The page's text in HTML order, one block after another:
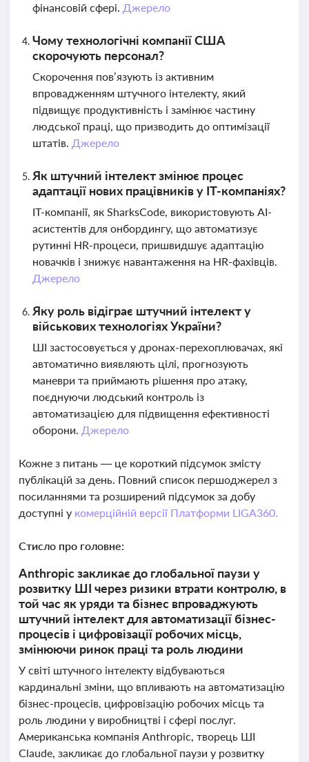
фінансовій сфері. Джерело
Чому технологічні компанії США
скорочують персонал?
Скорочення пов’язують із активним
впровадженням штучного інтелекту, який
підвищує продуктивність і замінює частину
людської праці, що призводить до оптимізації
штатів. Джерело
Як штучний інтелект змінює процес
адаптації нових працівників у ІТ-компаніях?
ІТ-компанії, як SharksCode, використовують AI-
асистентів для онбордингу, що автоматизує
рутинні HR-процеси, пришвидшує адаптацію
новачків і знижує навантаження на HR-фахівців.
Джерело
Яку роль відіграє штучний інтелект у
військових технологіях України?
ШІ застосовується у дронах-перехоплювачах, які
автоматично виявляють цілі, прогнозують
маневри та приймають рішення про атаку,
поєднуючи людський контроль із
автоматизацією для підвищення ефективності
оборони. Джерело
Кожне з питань — це короткий підсумок змісту
публікацій за день. Повний список першоджерел з
посиланнями та розширений підсумок за добу
доступні у комерційній версії Платформи LIGA360.
Стисло про головне:
Anthropic закликає до глобальної паузи у
розвитку ШІ через ризики втрати контролю, в
той час як уряди та бізнес впроваджують
штучний інтелект для автоматизації бізнес-
процесів і цифровізації робочих місць,
змінюючи ринок праці та роль людини
У світі штучного інтелекту відбуваються
кардинальні зміни, що впливають на автоматизацію
бізнес-процесів, цифровізацію робочих місць та
роль людини у виробництві і сфері послуг.
Американська компанія Anthropic, творець ШІ
Claude, закликає до глобальної паузи у розвитку